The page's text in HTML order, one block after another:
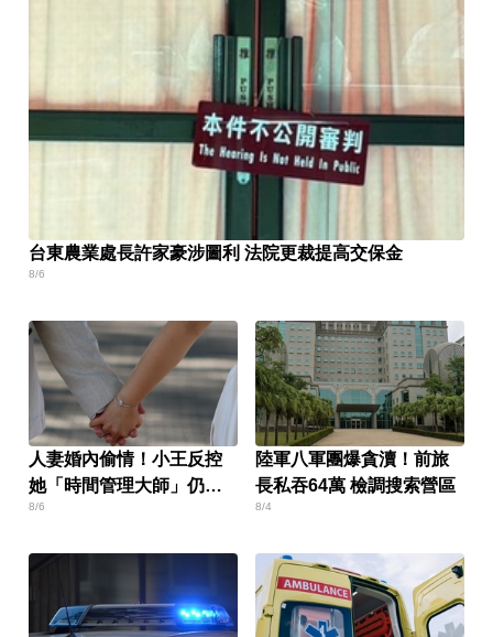
台東農業處長許家豪涉圖利 法院更裁提高交保金
8/6
人妻婚內偷情！小王反控
她「時間管理大師」仍賠
30萬
8/6
陸軍八軍團爆貪瀆！前旅
長私吞64萬 檢調搜索營區
8/4